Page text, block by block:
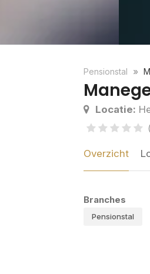
Pensionstal
Locatie:
Overzicht
Branches
Pensionstal